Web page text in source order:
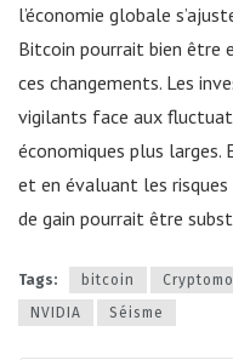
l’économie globale
Bitcoin pourrait bien être
ces changements. Les
vigilants face aux
économiques plus
et en évaluant les
de gain pourrait être
Tags: bitcoin
NVIDIA
Séisme